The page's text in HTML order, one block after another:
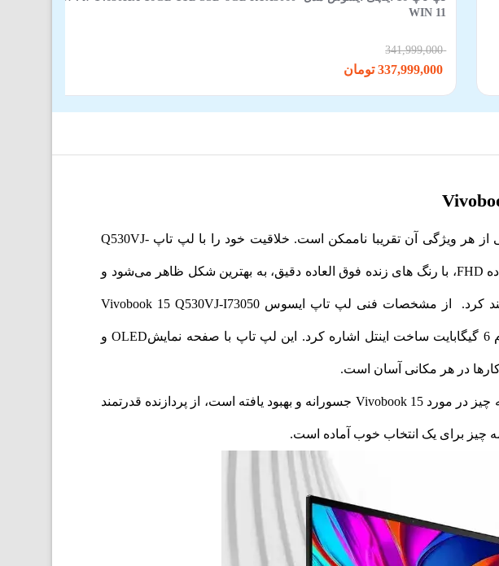
WIN 11
341,999,000
لپ تاپ ایسوس مدل Q530VJ-I73050 یکی از شاهکارهای برند ایسوس است که چشم پوشی از هر ویژگی‌ آن تقریبا ناممکن است. خلاقیت خود را با لپ تاپ Q530VJ-
I73050 بیشتر از همیشه به رخ بکشید. هر نوع خلاقیت بصری در صفحه نمایش OLED فوق العاده FHD، با رنگ های زنده فوق العاده دقیق، به بهترین شکل ظاهر می‌شود و
از مشخصات فنی لپ‌ تاپ ایسوس Vivobook 15 Q530VJ-I73050
می‌توان به 512GB حافظه SSD، رم 16 گیگابایتی DDR5 و پردازنده‌ گرافیکی RTX 3050 با رم 6 گیگابایت ساخت اینتل اشاره کرد. این لپ تاپ با صفحه نمایشOLED و
ماموریت شرکت ایسوس این است که تعامل انسان با فناوری را به سطحی بالاتر ارتقا دهد. همه چیز در مورد Vivobook 15 جسورانه و بهبود یافته است، از پردازنده قدرتمند